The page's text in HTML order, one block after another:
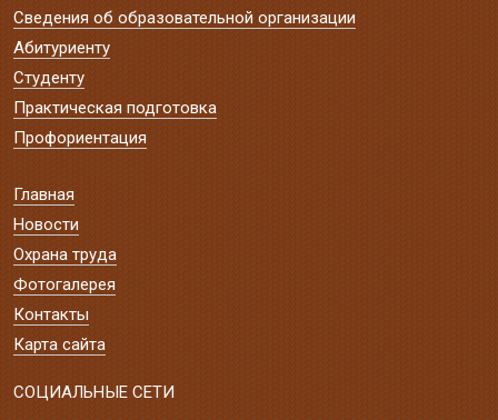
Сведения об образовательной организации
Абитуриенту
Студенту
Практическая подготовка
Профориентация
Главная
Новости
Охрана труда
Фотогалерея
Контакты
Карта сайта
СОЦИАЛЬНЫЕ СЕТИ